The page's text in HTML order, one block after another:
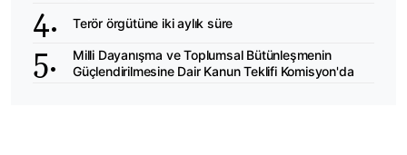
Terör örgütüne iki aylık süre
Milli Dayanışma ve Toplumsal Bütünleşmenin
Güçlendirilmesine Dair Kanun Teklifi Komisyon'da